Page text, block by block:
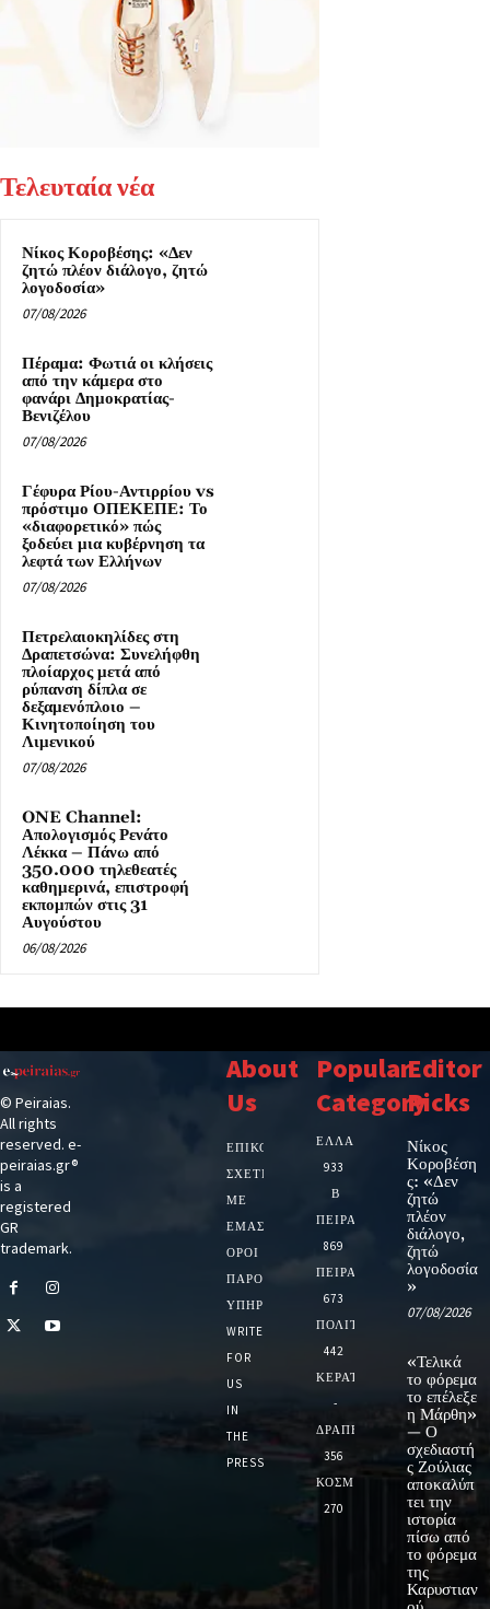
Τελευταία νέα
Νίκος Κοροβέσης: «Δεν
ζητώ πλέον διάλογο, ζητώ
λογοδοσία»
07/08/2026
Πέραμα: Φωτιά οι κλήσεις
από την κάμερα στο
φανάρι Δημοκρατίας-
Βενιζέλου
07/08/2026
Γέφυρα Ρίου-Αντιρρίου vs
πρόστιμο ΟΠΕΚΕΠΕ: Το
«διαφορετικό» πώς
ξοδεύει μια κυβέρνηση τα
λεφτά των Ελλήνων
07/08/2026
Πετρελαιοκηλίδες στη
Δραπετσώνα: Συνελήφθη
πλοίαρχος μετά από
ρύπανση δίπλα σε
δεξαμενόπλοιο –
Κινητοποίηση του
Λιμενικού
07/08/2026
ONE Channel:
Απολογισμός Ρενάτο
Λέκκα – Πάνω από
350.000 τηλεθεατές
καθημερινά, επιστροφή
εκπομπών στις 31
Αυγούστου
06/08/2026
© Peiraias.
All rights
reserved. e-
peiraias.gr®
is a
registered
GR
trademark.
About
Us
ΕΠΙΚΟΙΝΩΝΙΑ
ΣΧΕΤΙΚΆ
ΜΕ
ΕΜΆΣ
ΌΡΟΙ
ΠΑΡΟΧΉΣ
ΥΠΗΡΕΣΙΏΝ
WRITE
FOR
US
IN
THE
PRESS
Popular
Category
ΕΛΛΑΔΑ
933
Β
ΠΕΙΡΑΙΑ
869
ΠΕΙΡΑΙΑΣ
673
ΠΟΛΙΤΙΚΗ
442
ΚΕΡΑΤΣΙΝΙ
-
ΔΡΑΠΕΤΣΩΝΑ
356
ΚΟΣΜΟΣ
270
Editor
Picks
Νίκος
Κοροβέση
ς: «Δεν
ζητώ
πλέον
διάλογο,
ζητώ
λογοδοσία
»
07/08/2026
«Τελικά
το φόρεμα
το επέλεξε
η Μάρθη»
— Ο
σχεδιαστή
ς Ζούλιας
αποκαλύπ
τει την
ιστορία
πίσω από
το φόρεμα
της
Καρυστιαν